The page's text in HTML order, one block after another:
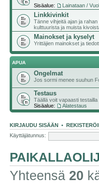
Sisäalue: Lainataan /
Linkkivinkit
Tänne vihjeitä ajan ja
kulttuurista ja muista
Mainokset ja kyselyt
Yrittäjien mainokset ja
APUA
Ongelmat
Jos sormi menee suuhun
Testaus
Täällä voit vapaasti
Sisäalue:
Alatestaus
KIRJAUDU SISÄÄN •
Käyttäjätunnus:
Yhteensä 20